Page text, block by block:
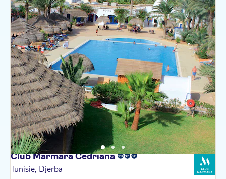
Club MarmaraCedriana
Tunisie, Djerba